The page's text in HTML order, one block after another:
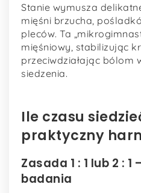
Stanie wymusza
mięśni brzucha,
pleców. Ta
mięśniowy, stabilizując
przeciwdziałając bólom
siedzenia.
Ile czasu
praktyczny
Zasada 1 : 1 lub 2 :
badania